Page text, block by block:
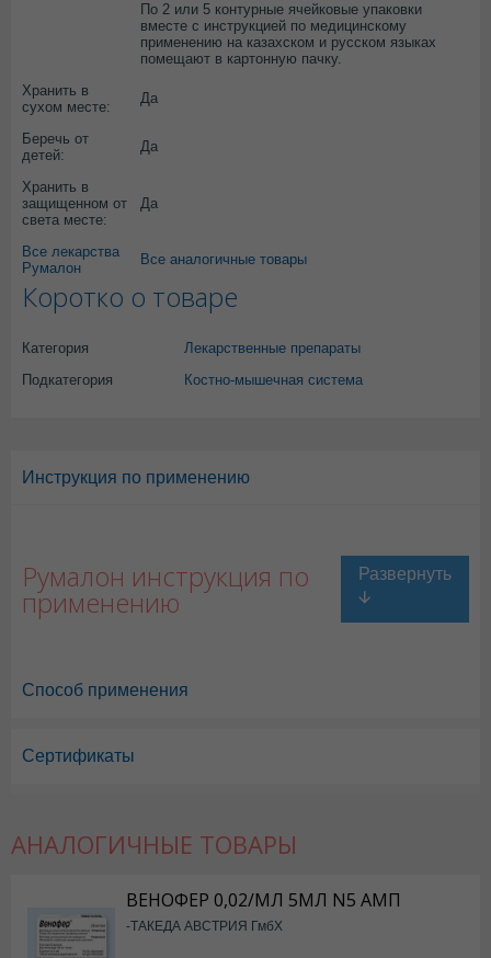
По 2 или 5 контурные ячейковые упаковки
вместе с инструкцией по медицинскому
применению на казахском и русском языках
помещают в картонную пачку.
Хранить в
сухом месте:
Да
Беречь от
детей:
Да
Хранить в
защищенном от
света месте:
Да
Все лекарства
Румалон
Все аналогичные товары
Коротко о товаре
Категория
Лекарственные препараты
Подкатегория
Костно-мышечная система
Инструкция по применению
Румалон инструкция по
применению
Румалон в Караганде
Способ применения
Сертификаты
АНАЛОГИЧНЫЕ ТОВАРЫ
ВЕНОФЕР 0,02/МЛ 5МЛ N5 АМП
-ТАКЕДА АВСТРИЯ ГмбХ